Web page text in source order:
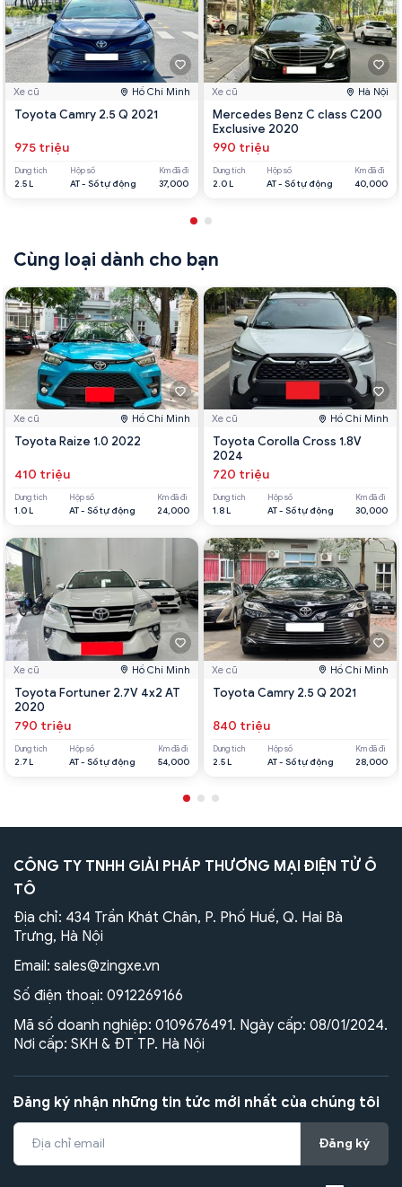
Xe cũ Hồ Chí Minh
Toyota Camry 2.5 Q 2021
975 triệu
Dung tích
2.5 L
Hộp số
AT - Số tự động
Km đã đi
37,000
Xe cũ Hà Nội
Mercedes Benz C class C200
Exclusive 2020
990 triệu
Dung tích
2.0 L
Hộp số
AT - Số tự động
Km đã đi
40,000
Cùng loại dành cho bạn
Xe cũ Hồ Chí Minh
Toyota Raize 1.0 2022
410 triệu
Dung tích
1.0 L
Hộp số
AT - Số tự động
Km đã đi
24,000
Xe cũ Hồ Chí Minh
Toyota Fortuner 2.7V 4x2 AT
2020
790 triệu
Dung tích
2.7 L
Hộp số
AT - Số tự động
Km đã đi
54,000
Xe cũ Hồ Chí Minh
Toyota Corolla Cross 1.8V
2024
720 triệu
Dung tích
1.8 L
Hộp số
AT - Số tự động
Km đã đi
30,000
Xe cũ Hồ Chí Minh
Toyota Camry 2.5 Q 2021
840 triệu
Dung tích
2.5 L
Hộp số
AT - Số tự động
Km đã đi
28,000
CÔNG TY TNHH GIẢI PHÁP THƯƠNG MẠI ĐIỆN TỬ Ô
TÔ
Địa chỉ: 434 Trần Khát Chân, P. Phố Huế, Q. Hai Bà
Trưng, Hà Nội
Email: sales@zingxe.vn
Số điện thoại: 0912269166
Mã số doanh nghiệp: 0109676491. Ngày cấp: 08/01/2024.
Nơi cấp: SKH & ĐT TP. Hà Nội
Đăng ký nhận những tin tức mới nhất của chúng tôi
Đăng ký